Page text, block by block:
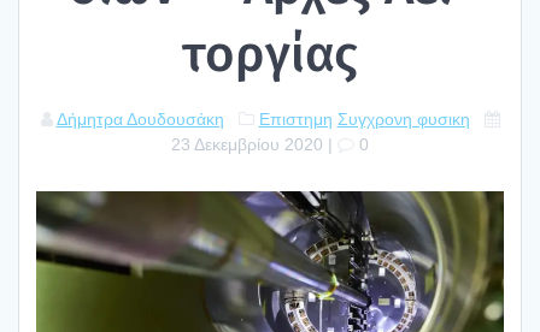
τορ­γί­ας
Δήμητρα Δουδουσάκη Επιστημη Συγχρονη φυσικη
23 Δεκεμβρίου 2020 | 0